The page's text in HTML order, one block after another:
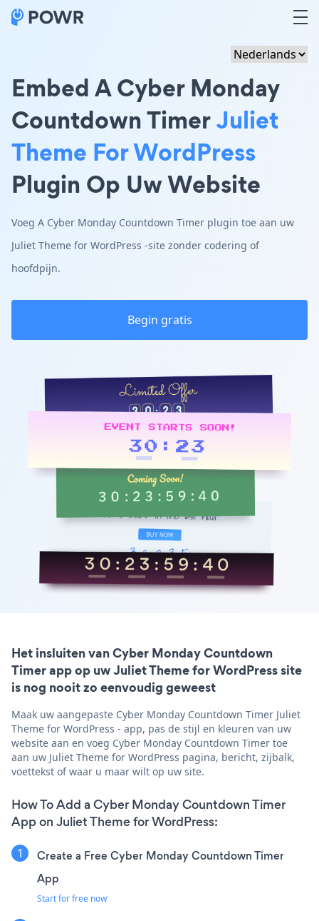
Embed A Cyber Monday
Countdown TimerJuliet
Theme For WordPress
Plugin Op Uw Website
Voeg A Cyber Monday Countdown Timer plugin toe aan uw
Juliet Theme for WordPress -site zonder codering of
hoofdpijn.
Begin gratis
Het insluiten van Cyber Monday Countdown
Timer app op uw Juliet Theme for WordPress site
is nog nooit zo eenvoudig geweest
Maak uw aangepaste Cyber Monday Countdown Timer Juliet
Theme for WordPress - app, pas de stijl en kleuren van uw
website aan en voeg Cyber Monday Countdown Timer toe
aan uw Juliet Theme for WordPress pagina, bericht, zijbalk,
voettekst of waar u maar wilt op uw site.
How To Add a Cyber Monday Countdown Timer
App on Juliet Theme for WordPress:
Create a Free Cyber Monday Countdown Timer
App
Start for free now